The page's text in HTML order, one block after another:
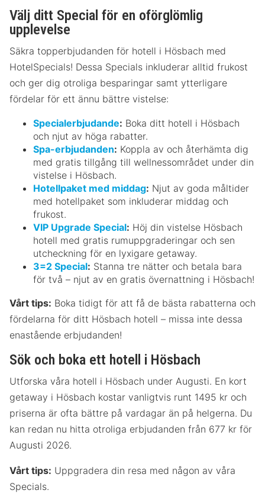
Välj ditt Special för en oförglömlig
upplevelse
Säkra topperbjudanden för hotell i Hösbach med
HotelSpecials! Dessa Specials inkluderar alltid frukost
och ger dig otroliga besparingar samt ytterligare
fördelar för ett ännu bättre vistelse:
Specialerbjudande: Boka ditt hotell i Hösbach
och njut av höga rabatter.
Spa-erbjudanden: Koppla av och återhämta dig
med gratis tillgång till wellnessområdet under din
vistelse i Hösbach.
Hotellpaket med middag: Njut av goda måltider
med hotellpaket som inkluderar middag och
frukost.
VIP Upgrade Special: Höj din vistelse Hösbach
hotell med gratis rumuppgraderingar och sen
utcheckning för en lyxigare getaway.
3=2 Special: Stanna tre nätter och betala bara
för två – njut av en gratis övernattning i Hösbach!
Vårt tips: Boka tidigt för att få de bästa rabatterna och
fördelarna för ditt Hösbach hotell – missa inte dessa
enastående erbjudanden!
Sök och boka ett hotell i Hösbach
Utforska våra hotell i Hösbach under Augusti. En kort
getaway i Hösbach kostar vanligtvis runt 1495 kr och
priserna är ofta bättre på vardagar än på helgerna. Du
kan redan nu hitta otroliga erbjudanden från 677 kr för
Augusti 2026.
Vårt tips: Uppgradera din resa med någon av våra
Specials.